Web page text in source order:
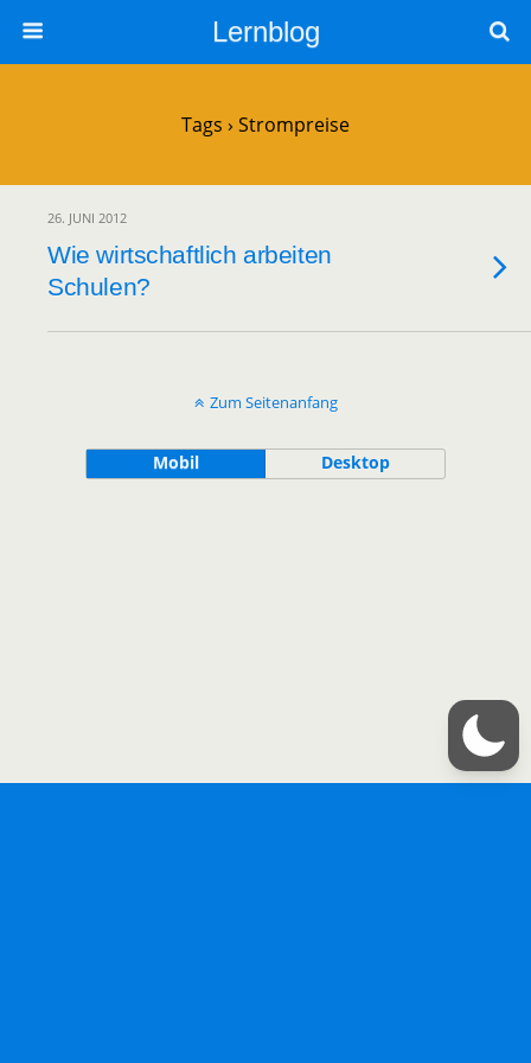
Lernblog
Tags › Strompreise
26. JUNI 2012
Wie wirtschaftlich arbeiten
Schulen?
Zum Seitenanfang
Mobil Desktop